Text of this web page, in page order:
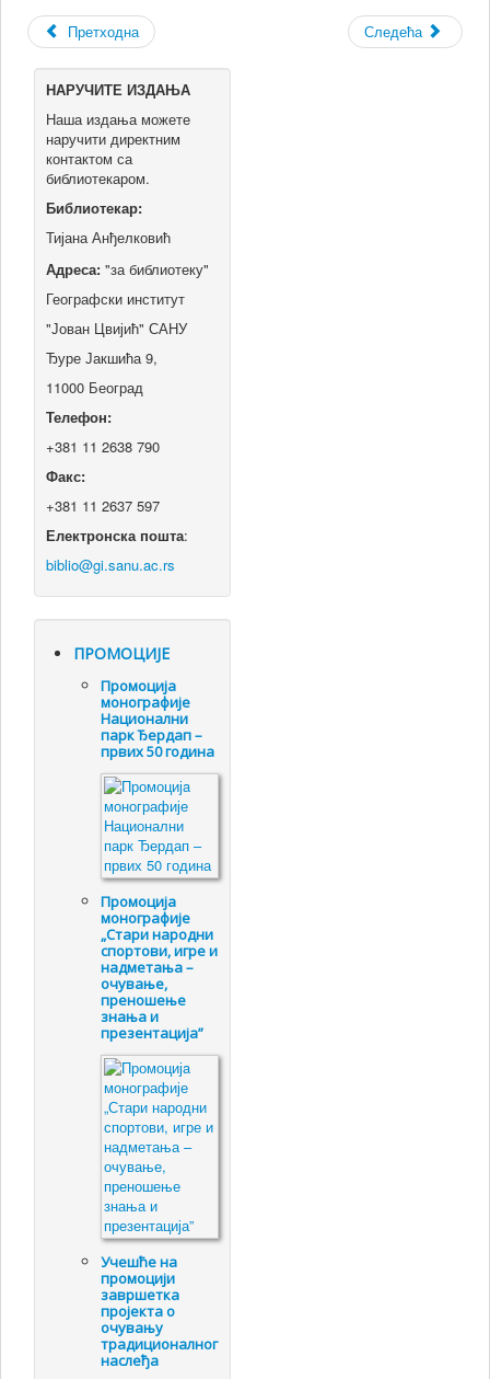
Претходна Следећа
НАРУЧИТЕ ИЗДАЊА
Наша издања можете
наручити директним
контактом са
библиотекаром.
Библиотекар:
Тијана Анђелковић
Адреса: "за библиотеку"
Географски институт
"Јован Цвијић" САНУ
Ђуре Јакшића 9,
11000 Београд
Телефон:
+381 11 2638 790
Факс:
+381 11 2637 597
Електронска пошта:
ПРОМОЦИЈЕ
Промоцијa
монографије
Национални
парк Ђердап –
првих 50 година
Промоцијa
монографије
„Стари народни
спортови, игре и
надметања –
очување,
преношење
знања и
презентација”
Учешће на
промоцији
завршетка
пројекта о
очувању
традиционалног
наслеђа